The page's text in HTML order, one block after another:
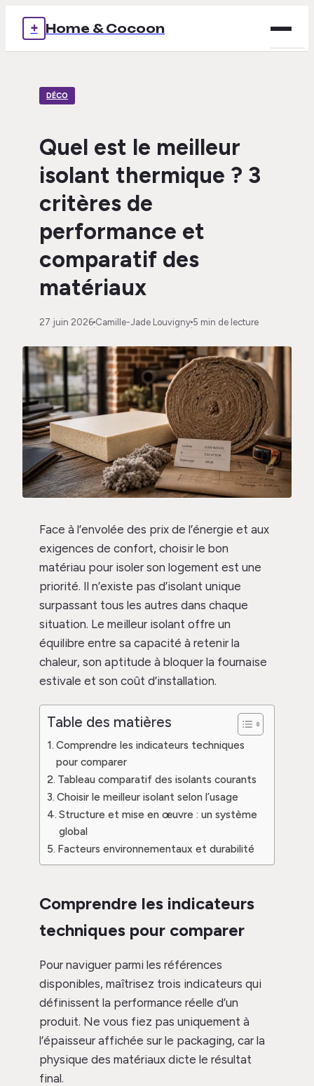
+ Home & Cocoon
DÉCO
Quel est le meilleur
isolant thermique ? 3
critères de
performance et
comparatif des
matériaux
27 juin 2026
·
Camille-Jade Louvigny
·
5 min de lecture
Face à l’envolée des prix de l’énergie et aux
exigences de confort, choisir le bon
matériau pour isoler son logement est une
priorité. Il n’existe pas d’isolant unique
surpassant tous les autres dans chaque
situation. Le meilleur isolant offre un
équilibre entre sa capacité à retenir la
chaleur, son aptitude à bloquer la fournaise
estivale et son coût d’installation.
Table des matières
Comprendre les indicateurs techniques
pour comparer
Tableau comparatif des isolants courants
Choisir le meilleur isolant selon l’usage
Structure et mise en œuvre : un système
global
Facteurs environnementaux et durabilité
Comprendre les indicateurs
techniques pour comparer
Pour naviguer parmi les références
disponibles, maîtrisez trois indicateurs qui
définissent la performance réelle d’un
produit. Ne vous fiez pas uniquement à
l’épaisseur affichée sur le packaging, car la
physique des matériaux dicte le résultat
final.